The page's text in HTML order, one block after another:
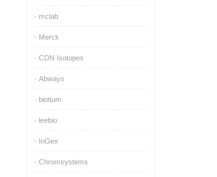
mclab
Merck
CDN Isotopes
Abways
biotium
leebio
InGex
Chromsystems